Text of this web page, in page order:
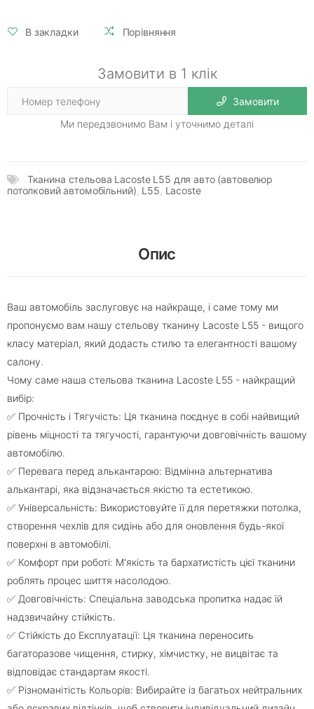
В закладки Порівняння
Замовити в 1 клік
Замовити
Ми передзвонимо Вам і уточнимо деталі
Тканина стельова Lacoste L55 для авто (автовелюр
потолковий автомобільний) L55 Lacoste
Опис
Ваш автомобіль заслуговує на найкраще, і саме тому ми
пропонуємо вам нашу стельову тканину Lacoste L55 - вищого
класу матеріал, який додасть стилю та елегантності вашому
салону.
Чому саме наша стельова тканина Lacoste L55 - найкращий
вибір:
✅ Прочність і Тягучість: Ця тканина поєднує в собі найвищий
рівень міцності та тягучості, гарантуючи довговічність вашому
автомобілю.
✅ Перевага перед алькантарою: Відмінна альтернатива
алькантарі, яка відзначається якістю та естетикою.
✅ Універсальність: Використовуйте її для перетяжки потолка,
створення чехлів для сидінь або для оновлення будь-якої
поверхні в автомобілі.
✅ Комфорт при роботі: М'якість та бархатистість цієї тканини
роблять процес шиття насолодою.
✅ Довговічність: Спеціальна заводська пропитка надає їй
надзвичайну стійкість.
✅ Стійкість до Експлуатації: Ця тканина переносить
багаторазове чищення, стирку, хімчистку, не вицвітає та
відповідає стандартам якості.
✅ Різноманітість Кольорів: Вибирайте із багатьох нейтральних